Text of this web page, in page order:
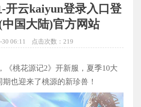
开云kaiyun登录入口登
国大陆)官方网站
30 06:11 点击次数：219
《桃花源记2》开新服，夏季10大
也迎来了桃源的新珍兽！